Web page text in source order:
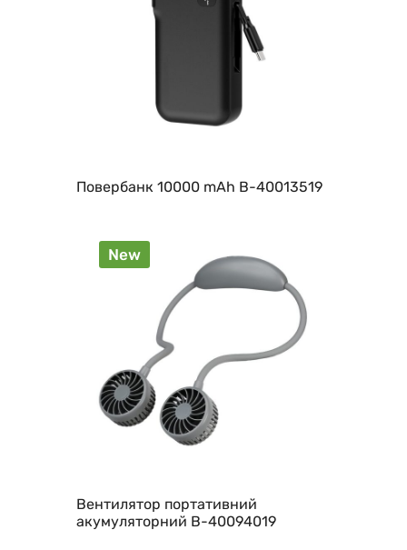
Повербанк 10000 mAh B-40013519
New
Вентилятор портативний
акумуляторний B-40094019